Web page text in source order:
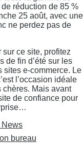
réduction de 85 %
25 août, avec une
ne perdez pas de
ce site, profitez
de fin d’été sur les
sites e-commerce. Le
l’occasion idéale
chères. Mais avant
de confiance pour
News
bureau